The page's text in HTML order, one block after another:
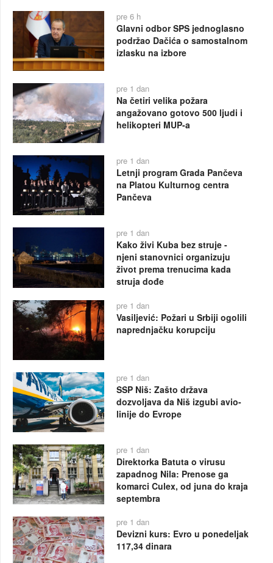
pre 6 h
Glavni odbor SPS jednoglasno
podržao Dačića o samostalnom
izlasku na izbore
pre 1 dan
Na četiri velika požara
angažovano gotovo 500 ljudi i
helikopteri MUP-a
pre 1 dan
Letnji program Grada Pančeva
na Platou Kulturnog centra
Pančeva
pre 1 dan
Kako živi Kuba bez struje -
njeni stanovnici organizuju
život prema trenucima kada
struja dođe
pre 1 dan
Vasiljević: Požari u Srbiji ogolili
naprednjačku korupciju
pre 1 dan
SSP Niš: Zašto država
dozvoljava da Niš izgubi avio-
linije do Evrope
pre 1 dan
Direktorka Batuta o virusu
zapadnog Nila: Prenose ga
komarci Culex, od juna do kraja
septembra
pre 1 dan
Devizni kurs: Evro u ponedeljak
117,34 dinara